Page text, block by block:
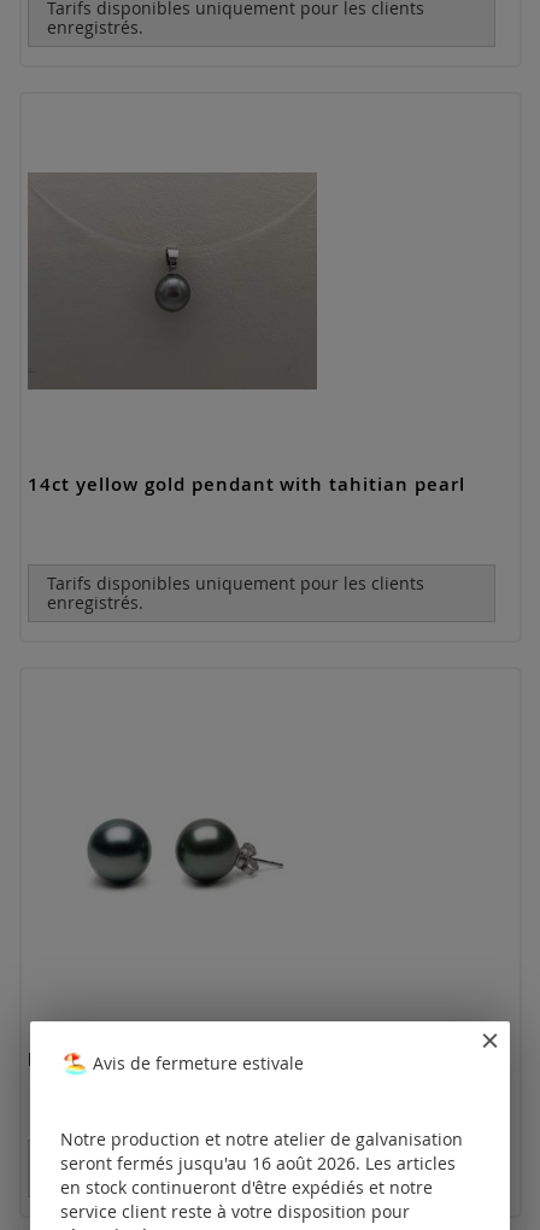
Tarifs disponibles uniquement pour les clients
enregistrés.
14ct yellow gold pendant with tahitian pearl
Tarifs disponibles uniquement pour les clients
enregistrés.
boucle d’oreille avec perle de Tahiti (8 - 8,5 mm)
Tarifs disponibles uniquement pour les clients
enregistrés.
Avis de fermeture estivale
Notre production et notre atelier de galvanisation
seront fermés jusqu'au 16 août 2026. Les articles
en stock continueront d'être expédiés et notre
service client reste à votre disposition pour